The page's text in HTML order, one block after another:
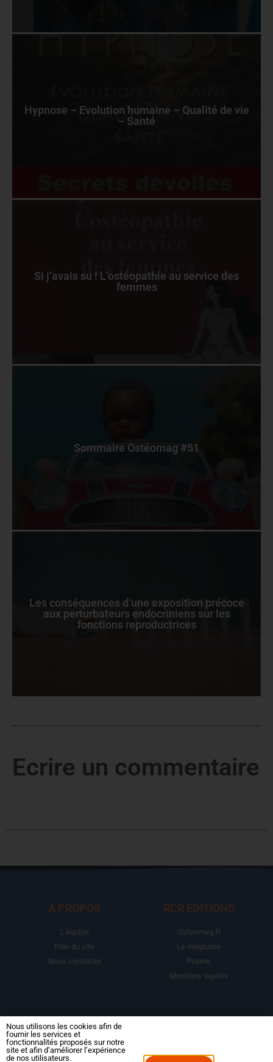
Hypnose – Evolution humaine – Qualité de vie
– Santé
Si j’avais su ! L’ostéopathie au service des
femmes
Sommaire Ostéomag #51
Les conséquences d’une exposition précoce
aux perturbateurs endocriniens sur les
fonctions reproductrices
Ecrire un commentaire
A PROPOS
L'équipe
Plan du site
Nous contacter
RCR EDITIONS
Osteomag.fr
Le magazine
Prisme
Mentions légales
LA BOUTIQUE
Abonnements
Nous utilisons les cookies afin de
fournir les services et
fonctionnalités proposés sur notre
site et afin d’améliorer l’expérience
de nos utilisateurs.